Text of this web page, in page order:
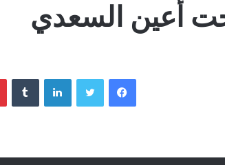
أعين السعدي
فيسبوك تويتر لينكدإن